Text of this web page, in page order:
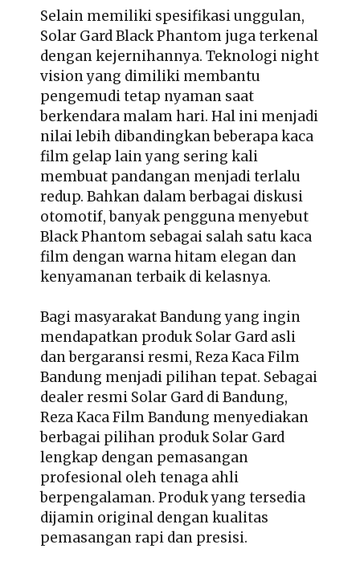
Selain memiliki spesifikasi unggulan,
Solar Gard Black Phantom juga terkenal
dengan kejernihannya. Teknologi night
vision yang dimiliki membantu
pengemudi tetap nyaman saat
berkendara malam hari. Hal ini menjadi
nilai lebih dibandingkan beberapa kaca
film gelap lain yang sering kali
membuat pandangan menjadi terlalu
redup. Bahkan dalam berbagai diskusi
otomotif, banyak pengguna menyebut
Black Phantom sebagai salah satu kaca
film dengan warna hitam elegan dan
kenyamanan terbaik di kelasnya.
Bagi masyarakat Bandung yang ingin
mendapatkan produk Solar Gard asli
dan bergaransi resmi, Reza Kaca Film
Bandung menjadi pilihan tepat. Sebagai
dealer resmi Solar Gard di Bandung,
Reza Kaca Film Bandung menyediakan
berbagai pilihan produk Solar Gard
lengkap dengan pemasangan
profesional oleh tenaga ahli
berpengalaman. Produk yang tersedia
dijamin original dengan kualitas
pemasangan rapi dan presisi.